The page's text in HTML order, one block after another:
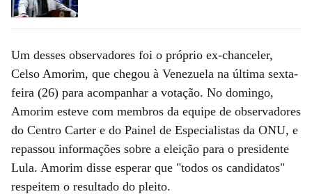
Um desses observadores foi o próprio ex-chanceler,
Celso Amorim, que chegou à Venezuela na última sexta-
feira (26) para acompanhar a votação. No domingo,
Amorim esteve com membros da equipe de observadores
do Centro Carter e do Painel de Especialistas da ONU, e
repassou informações sobre a eleição para o presidente
Lula. Amorim disse esperar que "todos os candidatos"
respeitem o resultado do pleito.